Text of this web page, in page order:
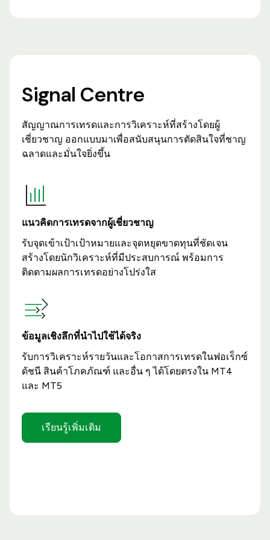
Signal Centre
สัญญาณการเทรดและการวิเคราะห์ที่สร้างโดยผู้
เชี่ยวชาญ ออกแบบมาเพื่อสนับสนุนการตัดสินใจที่ชาญ
ฉลาดและมั่นใจยิ่งขึ้น
แนวคิดการเทรดจากผู้เชี่ยวชาญ
รับจุดเข้าเป้าเป้าหมายและจุดหยุดขาดทุนที่ชัดเจน
สร้างโดยนักวิเคราะห์ที่มีประสบการณ์ พร้อมการ
ติดตามผลการเทรดอย่างโปร่งใส
ข้อมูลเชิงลึกที่นำไปใช้ได้จริง
รับการวิเคราะห์รายวันและโอกาสการเทรดในฟอเร็กซ์
ดัชนี สินค้าโภคภัณฑ์ และอื่น ๆ ได้โดยตรงใน MT4
และ MT5
เรียนรู้เพิ่มเติม